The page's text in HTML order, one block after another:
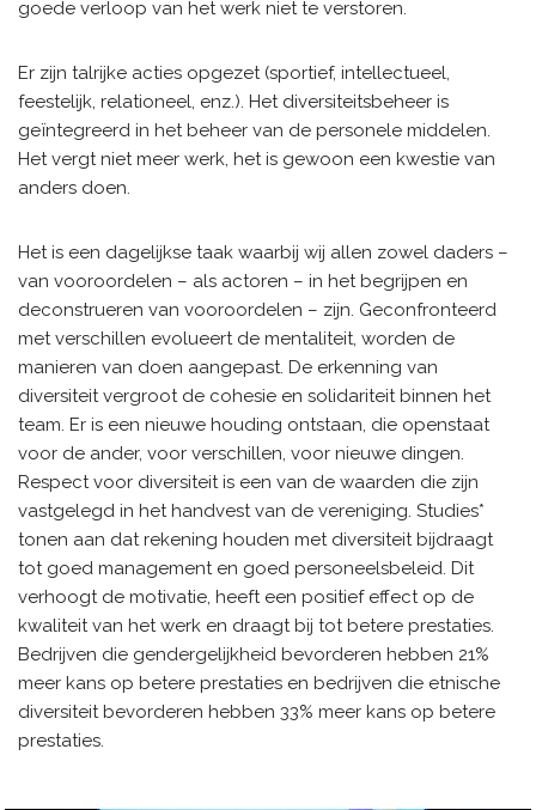
goede verloop van het werk niet te verstoren.
Er zijn talrijke acties opgezet (sportief, intellectueel,
feestelijk, relationeel, enz.). Het diversiteitsbeheer is
geïntegreerd in het beheer van de personele middelen.
Het vergt niet meer werk, het is gewoon een kwestie van
anders doen.
Het is een dagelijkse taak waarbij wij allen zowel daders –
van vooroordelen – als actoren – in het begrijpen en
deconstrueren van vooroordelen – zijn. Geconfronteerd
met verschillen evolueert de mentaliteit, worden de
manieren van doen aangepast. De erkenning van
diversiteit vergroot de cohesie en solidariteit binnen het
team. Er is een nieuwe houding ontstaan, die openstaat
voor de ander, voor verschillen, voor nieuwe dingen.
Respect voor diversiteit is een van de waarden die zijn
vastgelegd in het handvest van de vereniging. Studies*
tonen aan dat rekening houden met diversiteit bijdraagt
tot goed management en goed personeelsbeleid. Dit
verhoogt de motivatie, heeft een positief effect op de
kwaliteit van het werk en draagt bij tot betere prestaties.
Bedrijven die gendergelijkheid bevorderen hebben 21%
meer kans op betere prestaties en bedrijven die etnische
diversiteit bevorderen hebben 33% meer kans op betere
prestaties.